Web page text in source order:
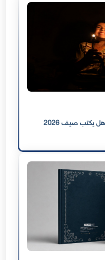
كهرباء عدن تحت مقصلة «العجز»: هل يكتب صيف 2026